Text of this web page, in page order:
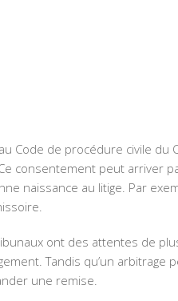
Code de procédure civile du
consentement peut arriver
naissance au litige. Par
ont des attentes de
Tandis qu’un arbitrage
une remise.